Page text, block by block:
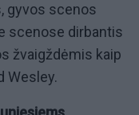
gyvos scenos
scenose dirbantis
žvaigždėmis kaip
Wesley.